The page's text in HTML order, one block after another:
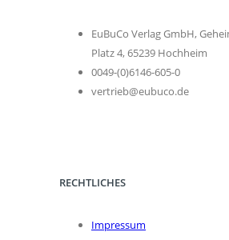
EuBuCo Verlag GmbH,
Platz 4, 65239 Hochheim
0049-(0)6146-605-0
vertrieb@eubuco.de
RECHTLICHES
Impressum